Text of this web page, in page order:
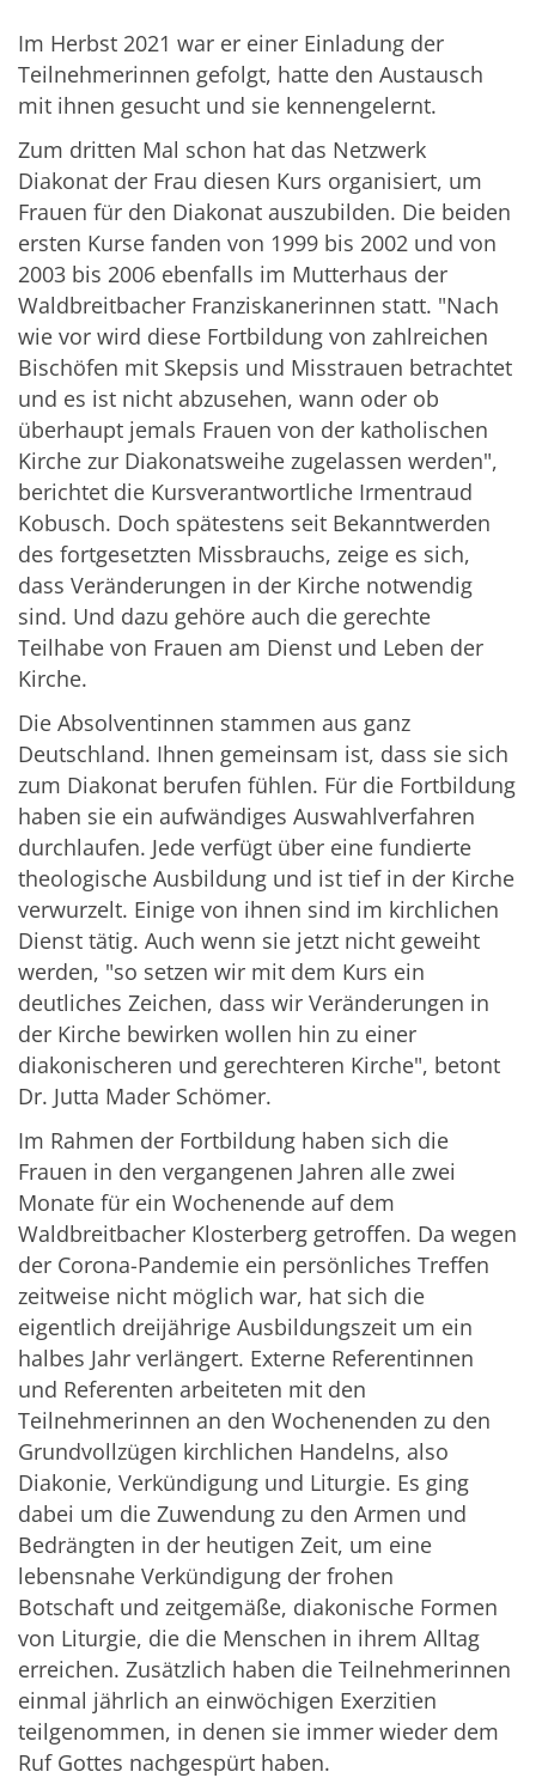
Im Herbst 2021 war er einer Einladung der
Teilnehmerinnen gefolgt, hatte den Austausch
mit ihnen gesucht und sie kennengelernt.
Zum dritten Mal schon hat das Netzwerk
Diakonat der Frau diesen Kurs organisiert, um
Frauen für den Diakonat auszubilden. Die beiden
ersten Kurse fanden von 1999 bis 2002 und von
2003 bis 2006 ebenfalls im Mutterhaus der
Waldbreitbacher Franziskanerinnen statt. "Nach
wie vor wird diese Fortbildung von zahlreichen
Bischöfen mit Skepsis und Misstrauen betrachtet
und es ist nicht abzusehen, wann oder ob
überhaupt jemals Frauen von der katholischen
Kirche zur Diakonatsweihe zugelassen werden",
berichtet die Kursverantwortliche Irmentraud
Kobusch. Doch spätestens seit Bekanntwerden
des fortgesetzten Missbrauchs, zeige es sich,
dass Veränderungen in der Kirche notwendig
sind. Und dazu gehöre auch die gerechte
Teilhabe von Frauen am Dienst und Leben der
Kirche.
Die Absolventinnen stammen aus ganz
Deutschland. Ihnen gemeinsam ist, dass sie sich
zum Diakonat berufen fühlen. Für die Fortbildung
haben sie ein aufwändiges Auswahlverfahren
durchlaufen. Jede verfügt über eine fundierte
theologische Ausbildung und ist tief in der Kirche
verwurzelt. Einige von ihnen sind im kirchlichen
Dienst tätig. Auch wenn sie jetzt nicht geweiht
werden, "so setzen wir mit dem Kurs ein
deutliches Zeichen, dass wir Veränderungen in
der Kirche bewirken wollen hin zu einer
diakonischeren und gerechteren Kirche", betont
Dr. Jutta Mader Schömer.
Im Rahmen der Fortbildung haben sich die
Frauen in den vergangenen Jahren alle zwei
Monate für ein Wochenende auf dem
Waldbreitbacher Klosterberg getroffen. Da wegen
der Corona-Pandemie ein persönliches Treffen
zeitweise nicht möglich war, hat sich die
eigentlich dreijährige Ausbildungszeit um ein
halbes Jahr verlängert. Externe Referentinnen
und Referenten arbeiteten mit den
Teilnehmerinnen an den Wochenenden zu den
Grundvollzügen kirchlichen Handelns, also
Diakonie, Verkündigung und Liturgie. Es ging
dabei um die Zuwendung zu den Armen und
Bedrängten in der heutigen Zeit, um eine
lebensnahe Verkündigung der frohen
Botschaft und zeitgemäße, diakonische Formen
von Liturgie, die die Menschen in ihrem Alltag
erreichen. Zusätzlich haben die Teilnehmerinnen
einmal jährlich an einwöchigen Exerzitien
teilgenommen, in denen sie immer wieder dem
Ruf Gottes nachgespürt haben.